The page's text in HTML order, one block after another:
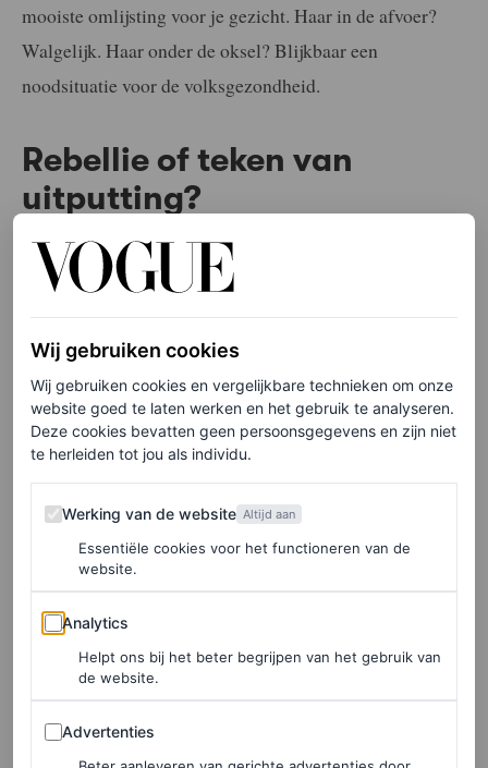
mooiste omlijsting voor je gezicht. Haar in de afvoer?
Walgelijk. Haar onder de oksel? Blijkbaar een
noodsituatie voor de volksgezondheid.
Rebellie of teken van
uitputting?
Waarom roept lichaamshaar dan zo’n reactie op? Voor
een deel is het psychologisch. Walging is een
evolutionaire emotie – ontstaan om ons te beschermen
tegen besmetting en ziekte. We zijn van nature
geprogrammeerd om terug te deinzen voor dingen die
grenzen doen vervagen: lichaamsvloeistoffen, verval,
alles wat ons er te levendig aan herinnert dat we
zich in die ruimte en verstoort op brutale wijze de
gepolijste fantasie die de beautycultuur ons al zo lang
Elke week onze beste artikelen in je inbox?
Schrijf je hier in voor de Vogue-nieuwsbrief
Wij gebruiken cookies
Wij gebruiken cookies en vergelijkbare technieken om onze
website goed te laten werken en het gebruik te analyseren.
Deze cookies bevatten geen persoonsgegevens en zijn niet
te herleiden tot jou als individu.
Werking van de website
Werking van de website Altijd aan
Essentiële cookies voor het functioneren van de
website.
Analytics
Analytics
Helpt ons bij het beter begrijpen van het gebruik van
de website.
Advertenties
Advertenties